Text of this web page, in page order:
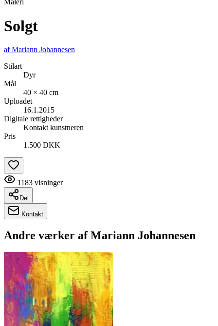
Maleri
Solgt
afMariann Johannesen
Stilart
Dyr
Mål
40 × 40 cm
Uploadet
16.1.2015
Digitale rettigheder
Kontakt kunstneren
Pris
1.500 DKK
1183 visninger
Del
Kontakt
Andre værker afMariann Johannesen